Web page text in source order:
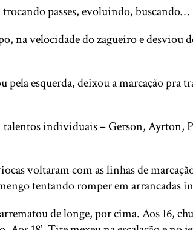
trocando passes, evoluindo, buscando…
na velocidade do zagueiro e desviou
esquerda, deixou a marcação pra
individuais – Gerson, Ayrton,
voltaram com as linhas de
tentando romper em arrancadas
de longe, por cima. Aos 16,